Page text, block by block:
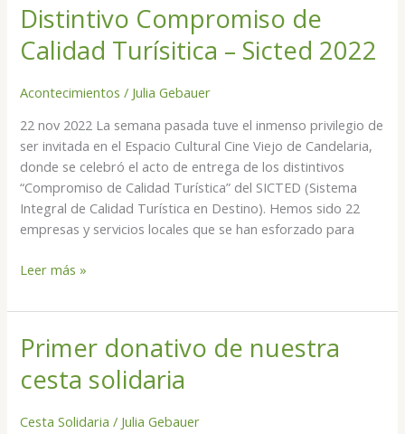
Distintivo Compromiso de
Calidad Turísitica – Sicted 2022
Acontecimientos / Julia Gebauer
22 nov 2022 La semana pasada tuve el inmenso privilegio de
ser invitada en el Espacio Cultural Cine Viejo de Candelaria,
donde se celebró el acto de entrega de los distintivos
“Compromiso de Calidad Turística” del SICTED (Sistema
Integral de Calidad Turística en Destino). Hemos sido 22
empresas y servicios locales que se han esforzado para
Distintivo
Compromiso
de
Turísitica
Sicted
2022
Leer más »
Primer donativo de nuestra
cesta solidaria
Cesta Solidaria / Julia Gebauer
Primer
donativo
de
cesta